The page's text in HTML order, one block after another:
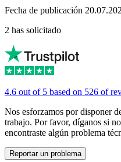
Fecha de publicación
2 has solicitado
4.6 out of 5 based on 526 of
Nos esforzamos por disponer
trabajo. Por favor, díganos si
encontraste algún problema
Reportar un problema